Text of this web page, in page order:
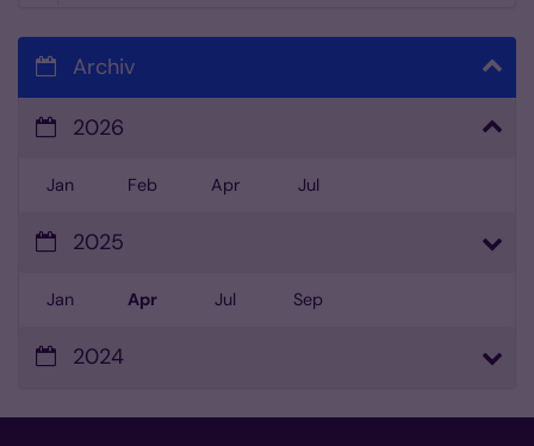
Archiv
2026
Jan Feb Apr Jul
2025
Jan Apr Jul Sep
2024